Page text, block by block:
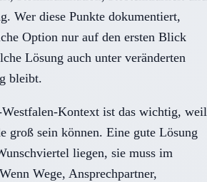
Wer diese Punkte dokumentiert,
Option nur auf den ersten Blick
Lösung auch unter veränderten
bleibt.
Kontext ist das wichtig, weil
groß sein können. Eine gute Lösung
liegen, sie muss im
Wege, Ansprechpartner,